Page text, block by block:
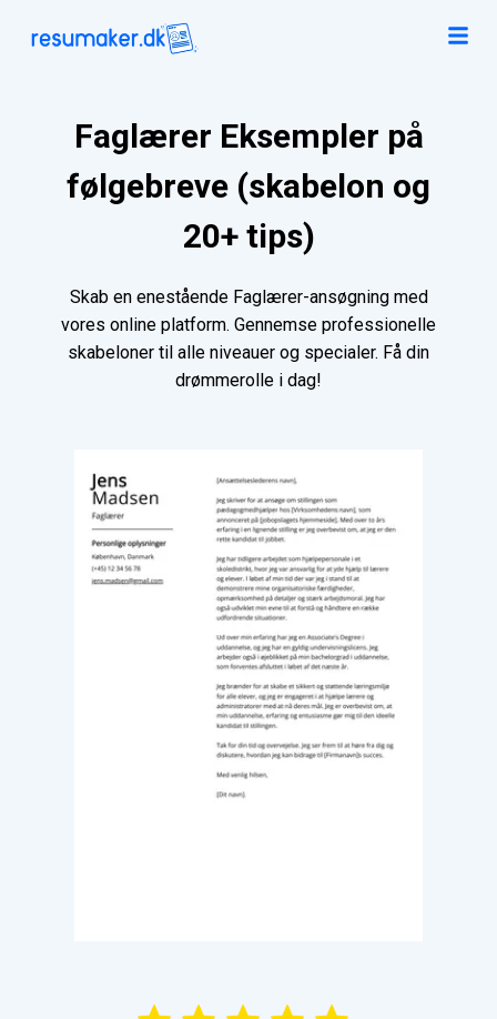
Faglærer Eksempler på
følgebreve (skabelon og
20+ tips)
Skab en enestående Faglærer-ansøgning med
vores online platform. Gennemse professionelle
skabeloner til alle niveauer og specialer. Få din
drømmerolle i dag!